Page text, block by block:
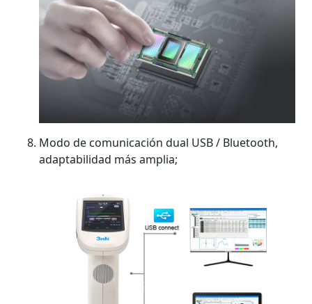
Modo de comunicación dual USB / Bluetooth,
adaptabilidad más amplia;